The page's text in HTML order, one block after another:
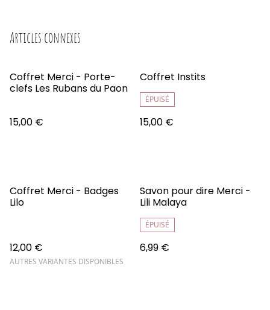
Articles connexes
Coffret Merci - Porte-
clefs Les Rubans du Paon
15,00 €
Coffret Instits
ÉPUISÉ
15,00 €
Coffret Merci - Badges
Lilo
12,00 €
AUTRES VARIANTES DISPONIBLES
Savon pour dire Merci -
Lili Malaya
ÉPUISÉ
6,99 €